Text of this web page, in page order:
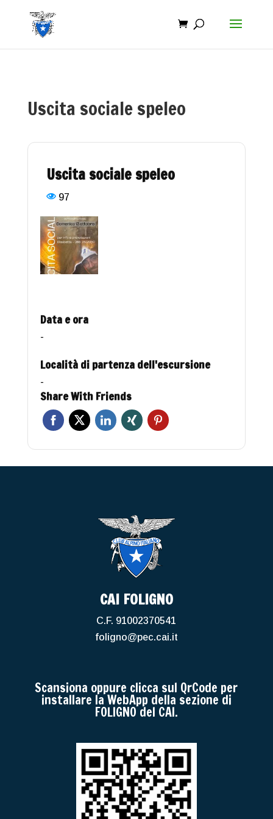
Uscita sociale speleo
Uscita sociale speleo
97
Data e ora
-
Località di partenza dell'escursione
-
Share With Friends
CAI FOLIGNO
C.F. 91002370541
foligno@pec.cai.it
Scansiona oppure clicca sul QrCode per
installare la WebApp della sezione di
FOLIGNO del CAI.